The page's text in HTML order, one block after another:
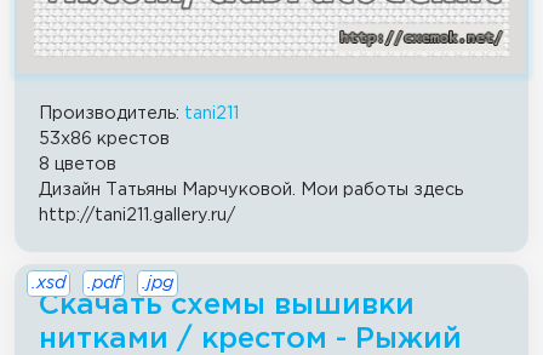
Производитель: tani211
53x86 крестов
8 цветов
Дизайн Татьяны Марчуковой. Мои работы здесь
http://tani211.gallery.ru/
Скачать схемы вышивки
нитками / крестом - Рыжий
.xsd .pdf .jpg